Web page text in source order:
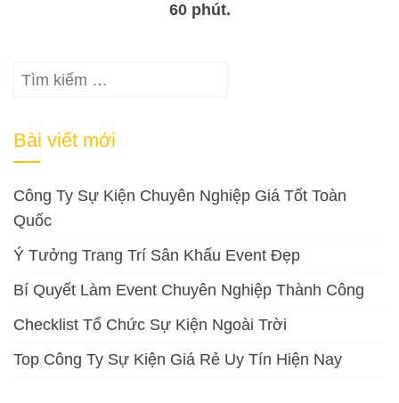
60 phút.
Tìm
Bài viết mới
Công Ty Sự Kiện Chuyên Nghiệp Giá Tốt Toàn
Quốc
Ý Tưởng Trang Trí Sân Khấu Event Đẹp
Bí Quyết Làm Event Chuyên Nghiệp Thành Công
Checklist Tổ Chức Sự Kiện Ngoài Trời
Top Công Ty Sự Kiện Giá Rẻ Uy Tín Hiện Nay